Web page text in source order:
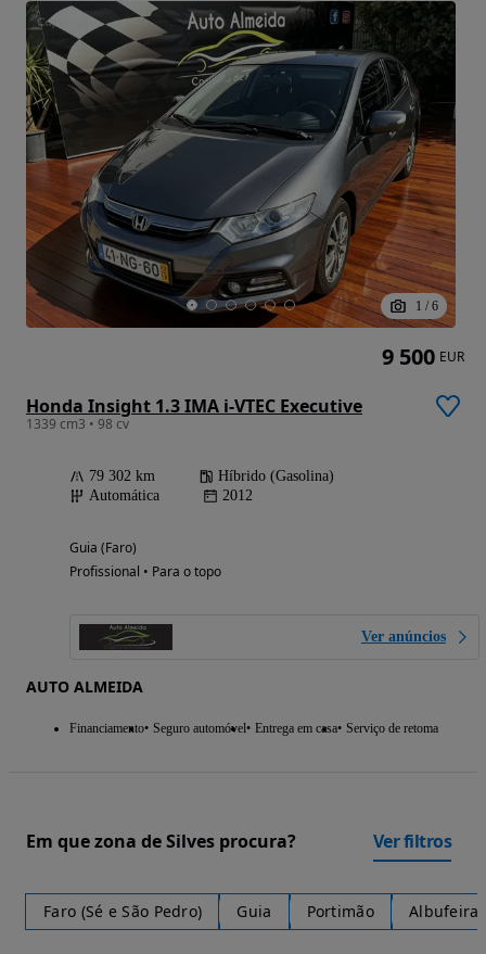
1 / 6
Honda Insight 1.3 IMA i-VTEC Executive
1339 cm3 • 98 cv
79 302 km
Híbrido (Gasolina)
Automática
2012
Guia (Faro)
Profissional • Para o topo
Ver anúncios
AUTO ALMEIDA
Financiamento Seguro automóvel Entrega em casa Serviço de retoma
9 500 EUR
Em que zona de Silves procura? Ver filtros
Faro (Sé e São Pedro) Guia Portimão Albufeira